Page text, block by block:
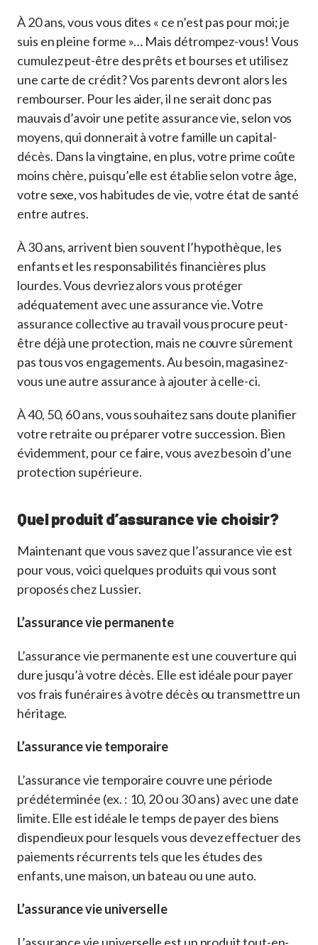
À 20 ans, vous vous dites « ce n’est pas pour moi; je
suis en pleine forme »… Mais détrompez-vous! Vous
cumulez peut-être des prêts et bourses et utilisez
une carte de crédit? Vos parents devront alors les
rembourser. Pour les aider, il ne serait donc pas
mauvais d’avoir une petite assurance vie, selon vos
moyens, qui donnerait à votre famille un capital-
décès. Dans la vingtaine, en plus, votre prime coûte
moins chère, puisqu’elle est établie selon votre âge,
votre sexe, vos habitudes de vie, votre état de santé
entre autres.
À 30 ans, arrivent bien souvent l’hypothèque, les
enfants et les responsabilités financières plus
lourdes. Vous devriez alors vous protéger
adéquatement avec une assurance vie. Votre
assurance collective au travail vous procure peut-
être déjà une protection, mais ne couvre sûrement
pas tous vos engagements. Au besoin, magasinez-
vous une autre assurance à ajouter à celle-ci.
À 40, 50, 60 ans, vous souhaitez sans doute planifier
votre retraite ou préparer votre succession. Bien
évidemment, pour ce faire, vous avez besoin d’une
protection supérieure.
Quel produit d’assurance vie choisir?
Maintenant que vous savez que l’assurance vie est
pour vous, voici quelques produits qui vous sont
proposés chez Lussier.
L’assurance vie permanente
L’assurance vie permanente est une couverture qui
dure jusqu’à votre décès. Elle est idéale pour payer
vos frais funéraires à votre décès ou transmettre un
héritage.
L’assurance vie temporaire
L’assurance vie temporaire couvre une période
prédéterminée (ex. : 10, 20 ou 30 ans) avec une date
limite. Elle est idéale le temps de payer des biens
dispendieux pour lesquels vous devez effectuer des
paiements récurrents tels que les études des
enfants, une maison, un bateau ou une auto.
L’assurance vie universelle